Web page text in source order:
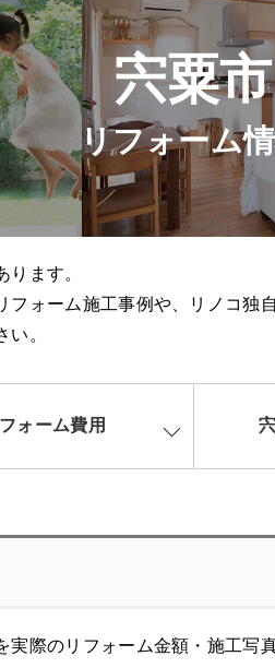
宍粟市
リフォーム
ます。
ォーム施工事例や、リノコ独
。
ォーム費用
際のリフォーム金額・施工写